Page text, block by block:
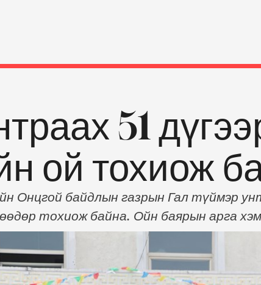
51
ой тохиож
Онцгой байдлын газрын Гал түймэр
тохиож байна. Ойн баярын арга
байдлын газрын дарга, хурандаа
юм. Энэ үеэр аймгийн Гэмт хэргээс
“БМНС” ХХК-тай хамтран Онцгой …